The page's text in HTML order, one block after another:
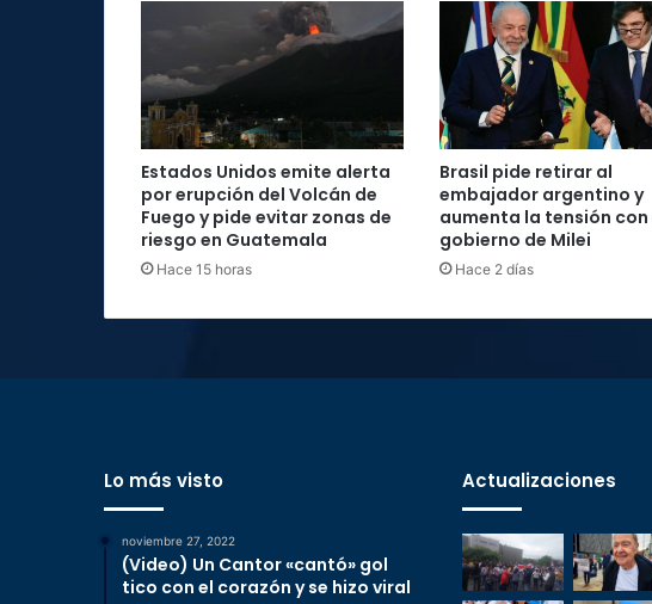
Estados Unidos emite alerta
por erupción del Volcán de
Fuego y pide evitar zonas de
riesgo en Guatemala
Hace 15 horas
Brasil pide retirar al
embajador argentino y
aumenta la tensión con
gobierno de Milei
Hace 2 días
Lo más visto
noviembre 27, 2022
(Video) Un Cantor «cantó» gol
tico con el corazón y se hizo viral
Actualizaciones